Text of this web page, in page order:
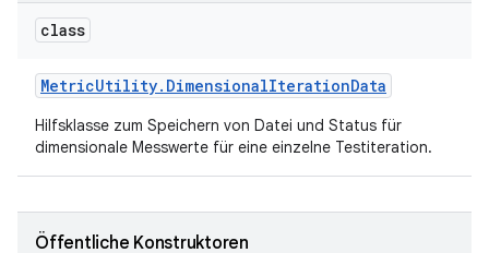
class
MetricUtility. DimensionalIterationData
Hilfsklasse zum Speichern von Datei und Status für
dimensionale Messwerte für eine einzelne Testiteration.
Öffentliche Konstruktoren